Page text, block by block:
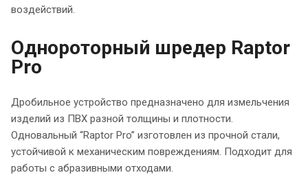
воздействий.
Однороторный шредер Raptor
Pro
Дробильное устройство предназначено для измельчения
изделий из ПВХ разной толщины и плотности.
Одновальный “Raptor Pro” изготовлен из прочной стали,
устойчивой к механическим повреждениям. Подходит для
работы с абразивными отходами.